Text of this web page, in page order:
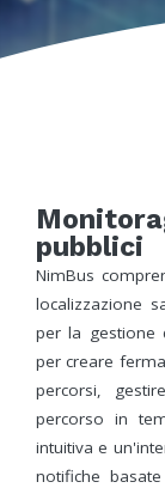
pubblici
NimBus
localizzazione
per la gestione
per creare
percorsi,
percorso in
intuitiva e
notifiche